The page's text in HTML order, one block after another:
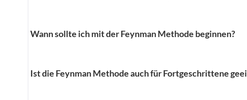
Wann sollte ich mit der Feynman Methode beginnen?
Ist die Feynman Methode auch für Fortgeschrittene